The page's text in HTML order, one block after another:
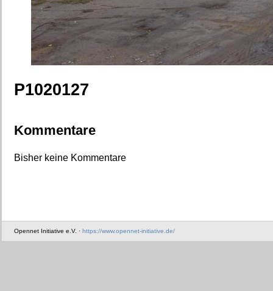
P1020127
Kommentare
Bisher keine Kommentare
Opennet Initiative e.V. · https://www.opennet-initiative.de/